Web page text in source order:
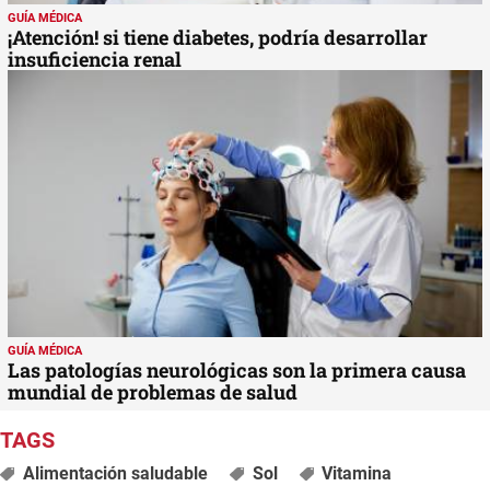
GUÍA MÉDICA
¡Atención! si tiene diabetes, podría desarrollar
insuficiencia renal
GUÍA MÉDICA
Las patologías neurológicas son la primera causa
mundial de problemas de salud
Alimentación saludable Sol Vitamina